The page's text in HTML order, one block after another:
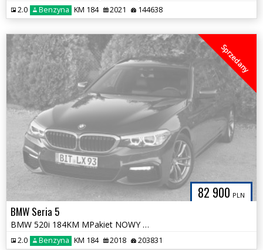
2.0 Benzyna KM 184 2021 144638
82 900 PLN
Sprzedany
BMW Seria 5
BMW 520i 184KM MPakiet NOWY ROZRZĄD Panorama Skóra 100% Bezwypadkowa
2.0 Benzyna KM 184 2018 203831